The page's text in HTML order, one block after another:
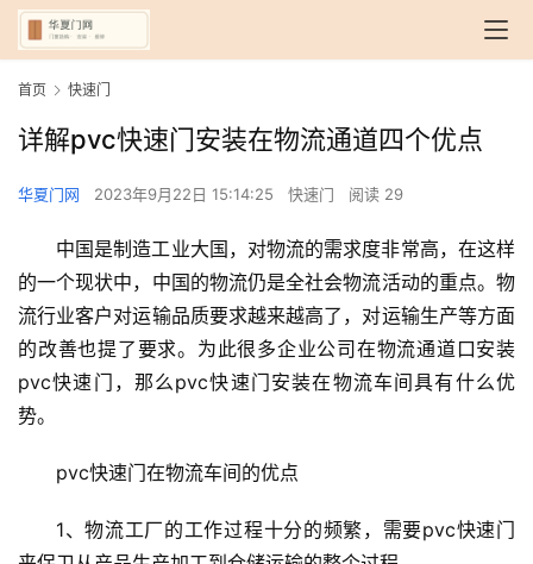
首页 快速门
详解pvc快速门安装在物流通道四个优点
华夏门网 2023年9月22日 15:14:25 快速门 阅读 29
中国是制造工业大国，对物流的需求度非常高，在这样
的一个现状中，中国的物流仍是全社会物流活动的重点。物
流行业客户对运输品质要求越来越高了，对运输生产等方面
的改善也提了要求。为此很多企业公司在物流通道口安装
pvc快速门，那么pvc快速门安装在物流车间具有什么优
势。
pvc快速门在物流车间的优点
1、物流工厂的工作过程十分的频繁，需要pvc快速门